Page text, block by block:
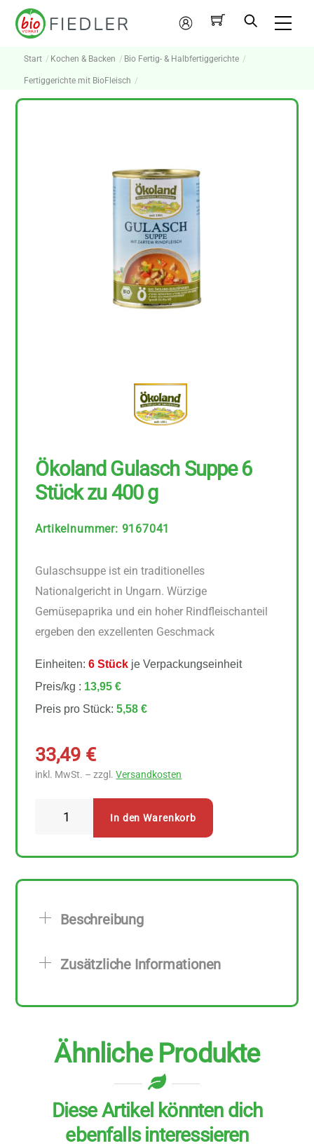
Skip
Mein
Konto
Start Kochen & Backen Bio Fertig- & Halbfertiggerichte
Fertiggerichte mit BioFleisch
Ökoland Gulasch Suppe 6
Stück zu 400 g
Artikelnummer: 9167041
Gulaschsuppe ist ein traditionelles
Nationalgericht in Ungarn. Würzige
Gemüsepaprika und ein hoher Rindfleischanteil
ergeben den exzellenten Geschmack
Einheiten:6 Stück je Verpackungseinheit
Preis/kg : 13,95 €
Preis pro Stück:5,58 €
33,49 €
inkl. MwSt. – zzgl.Versandkosten
zu
Menge
In den Warenkorb
Beschreibung
Zusätzliche Informationen
Ähnliche Produkte
Diese Artikel könnten dich
ebenfalls interessieren